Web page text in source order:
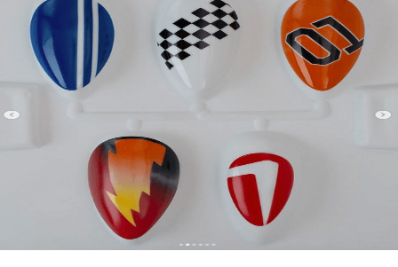
À DÉCOUVRIR